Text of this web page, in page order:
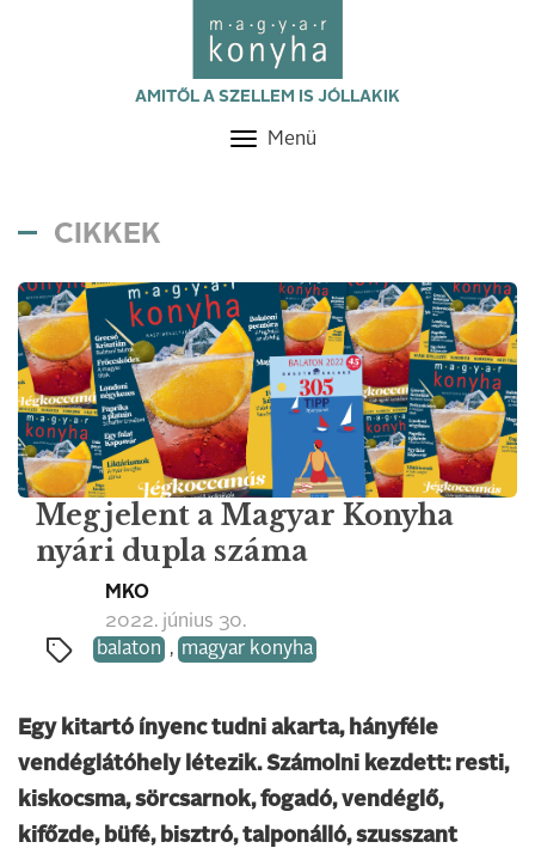
AMITŐL A SZELLEM IS JÓLLAKIK
Toggle
Menü
CIKKEK
Megjelent a Magyar Konyha
nyári dupla száma
MKO
2022. június 30.
balaton , magyar konyha
Egy kitartó ínyenc tudni akarta, hányféle
vendéglátóhely létezik. Számolni kezdett: resti,
kiskocsma, sörcsarnok, fogadó, vendéglő,
kifőzde, büfé, bisztró, talponálló, szusszant